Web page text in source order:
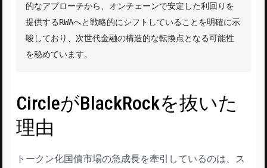
的なアプローチから、オンチェーンで安定した利回りを
提供するRWAへと戦略的にシフトしていることを明確に示
唆しており、次世代金融の構造的な転換点となる可能性
を秘めています。
CircleがBlackRockを抜いた
理由
トークン化国債市場の急成長を牽引しているのは、ス